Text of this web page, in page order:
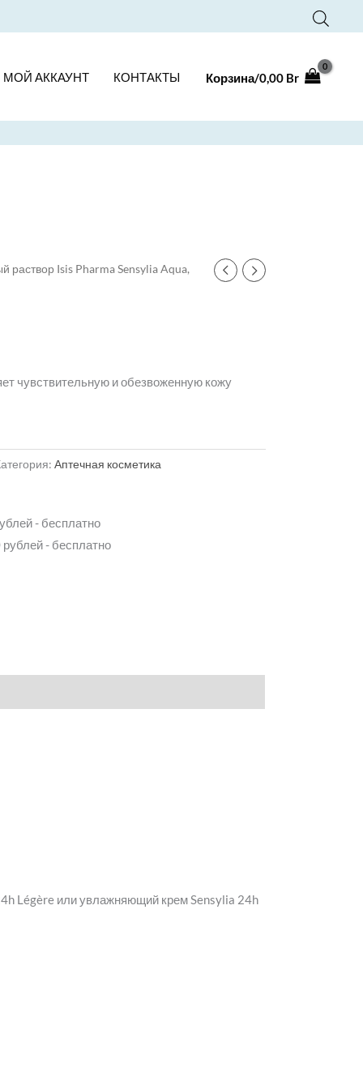
МОЙ АККАУНТ КОНТАКТЫ Корзина/0,00 Br
раствор Isis Pharma Sensylia Aqua,
чувствительную и обезвоженную кожу
Аптечная косметика
- бесплатно
- бесплатно
Légère или увлажняющий крем Sensylia 24h